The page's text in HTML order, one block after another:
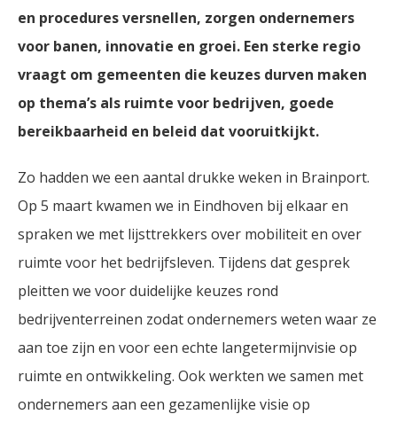
en procedures versnellen, zorgen ondernemers
voor banen, innovatie en groei. Een sterke regio
vraagt om gemeenten die keuzes durven maken
op thema’s als ruimte voor bedrijven, goede
bereikbaarheid en beleid dat vooruitkijkt.
Zo hadden we een aantal drukke weken in Brainport.
Op 5 maart kwamen we in Eindhoven bij elkaar en
spraken we met lijsttrekkers over mobiliteit en over
ruimte voor het bedrijfsleven. Tijdens dat gesprek
pleitten we voor duidelijke keuzes rond
bedrijventerreinen zodat ondernemers weten waar ze
aan toe zijn en voor een echte langetermijnvisie op
ruimte en ontwikkeling. Ook werkten we samen met
ondernemers aan een gezamenlijke visie op